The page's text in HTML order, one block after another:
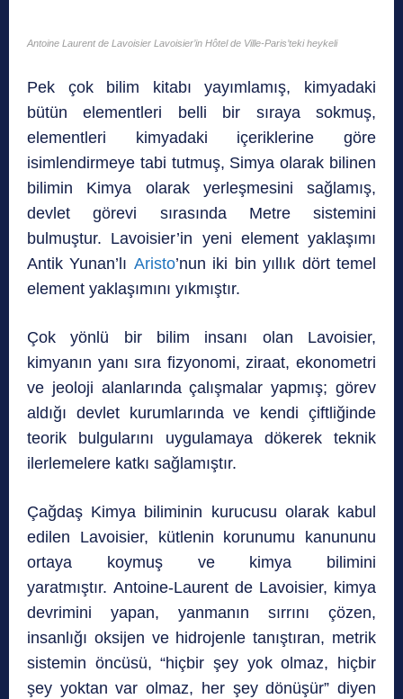
Antoine Laurent de Lavoisier Lavoisier’in Hôtel de Ville-Paris’teki heykeli
Pek çok bilim kitabı yayımlamış, kimyadaki
bütün elementleri belli bir sıraya sokmuş,
elementleri kimyadaki içeriklerine göre
isimlendirmeye tabi tutmuş, Simya olarak bilinen
bilimin Kimya olarak yerleşmesini sağlamış,
devlet görevi sırasında Metre sistemini
bulmuştur. Lavoisier’in yeni element yaklaşımı
Antik Yunan’lı Aristo’nun iki bin yıllık dört temel
element yaklaşımını yıkmıştır.
Çok yönlü bir bilim insanı olan Lavoisier,
kimyanın yanı sıra fizyonomi, ziraat, ekonometri
ve jeoloji alanlarında çalışmalar yapmış; görev
aldığı devlet kurumlarında ve kendi çiftliğinde
teorik bulgularını uygulamaya dökerek teknik
ilerlemelere katkı sağlamıştır.
Çağdaş Kimya biliminin kurucusu olarak kabul
edilen Lavoisier, kütlenin korunumu kanununu
ortaya koymuş ve kimya bilimini
yaratmıştır. Antoine-Laurent de Lavoisier, kimya
devrimini yapan, yanmanın sırrını çözen,
insanlığı oksijen ve hidrojenle tanıştıran, metrik
sistemin öncüsü, “hiçbir şey yok olmaz, hiçbir
şey yoktan var olmaz, her şey dönüşür” diyen